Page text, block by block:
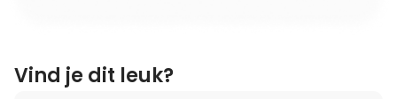
Vind je dit leuk?